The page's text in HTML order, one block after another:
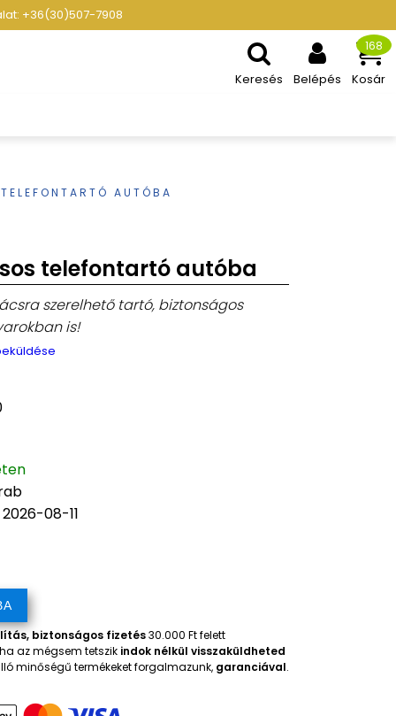
+36(30)507-7908
Keresés Belépés Kosár
168
AUTÓBA
telefontartó autóba
szerelhető tartó, biztonságos
is!
2026-08-11
biztonságos fizetés30.000 Ft felett
az mégsem tetszik indok nélkül visszaküldheted
minőségű termékeket forgalmazunk, garanciával.